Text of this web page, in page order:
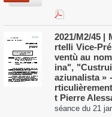
2021/M2/45 |
rtelli Vice-
ventù au
ina",
aziunalista »
t Pierre
séance du 21